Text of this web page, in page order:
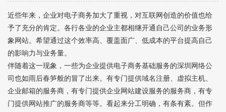
近些年来，企业对电子商务加大了重视，对互联网创造的价值也给
予了充分的肯定。各行各业的企业主都相继开通自己公司的业务形
象网站。希望通过这个效率高、覆盖面广、低成本的平台提高自己
的影响力与业务量。
伴随着这一现象，一些为企业提供电子商务基础服务的深圳网络公
司也如雨后春笋般的冒了出来。有专门提供域名注册、虚拟主机、
企业邮箱的服务商，有专门提供企业网站建设服务的服务商，有专
门提供网站推广的服务商等等。看起来分工明确，有条有紊。但作